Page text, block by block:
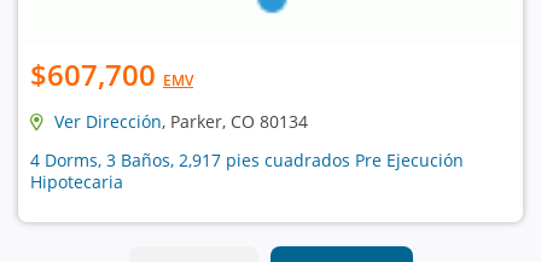
$607,700 EMV
Ver Dirección, Parker, CO 80134
4 Dorms, 3 Baños, 2,917 pies cuadrados Pre Ejecución
Hipotecaria